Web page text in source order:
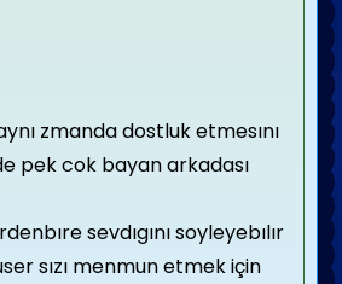
zmanda dostluk etmesını
pek cok bayan arkadası
sevdıgını soyleyebılır
sızı menmun etmek için